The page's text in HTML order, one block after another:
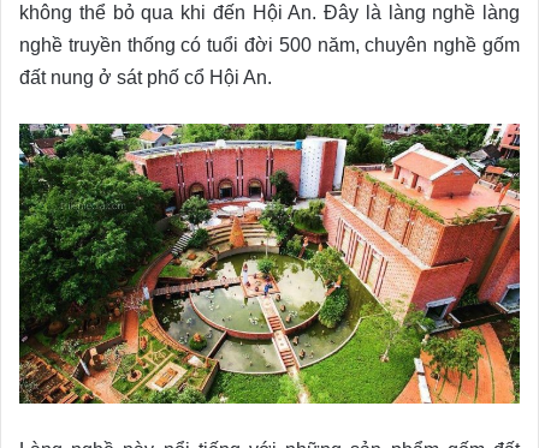
không thể bỏ qua khi đến Hội An. Đây là làng nghề làng
nghề truyền thống có tuổi đời 500 năm, chuyên nghề gốm
đất nung ở sát phố cổ Hội An.